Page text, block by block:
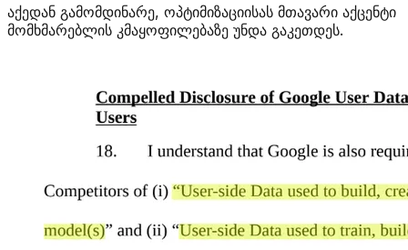
აქედან გამომდინარე, ოპტიმიზაციისას მთავარი აქცენტი
მომხმარებლის კმაყოფილებაზე უნდა გაკეთდეს.